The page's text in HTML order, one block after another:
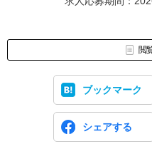
閲
ブックマーク
シェアする